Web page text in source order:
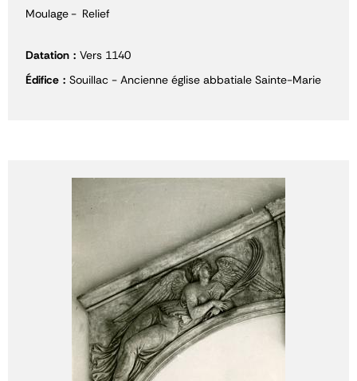
Moulage Relief
Datation
Vers 1140
Édifice
Souillac - Ancienne église abbatiale Sainte-Marie